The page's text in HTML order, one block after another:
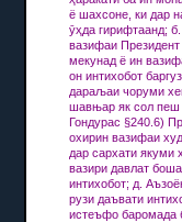
ё шахсоне, ки дар
ӯҳда гирифтаанд;
вазифаи
мекунад ё ин
он интихобот
дараљаи чоруми
шавњар як сол пеш
Гондурас §240.6)
охирин вазифаи
дар сархати
вазири давлат
интихобот; д.
рузи даъвати
истеъфо